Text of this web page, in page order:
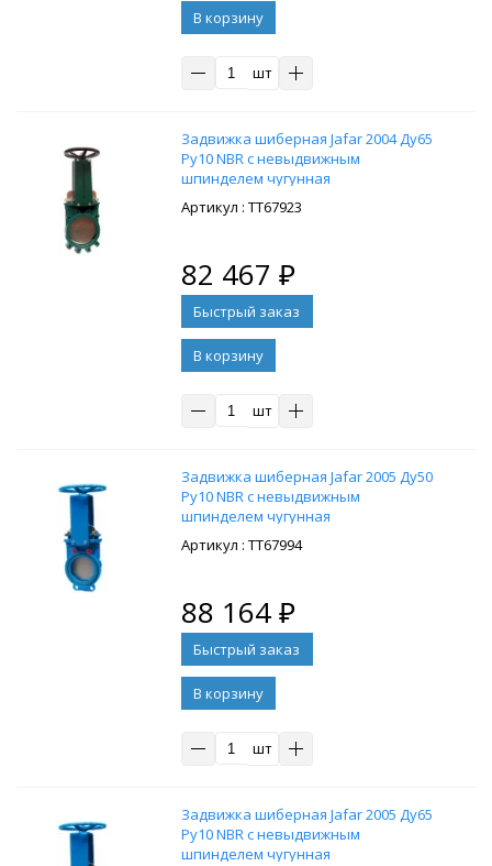
В корзину
шт
Задвижка шиберная Jafar 2004 Ду65
Ру10 NBR с невыдвижным
шпинделем чугунная
: ТТ67923
82 467 ₽
В корзину
шт
Задвижка шиберная Jafar 2005 Ду50
Ру10 NBR с невыдвижным
шпинделем чугунная
: ТТ67994
88 164₽
В корзину
шт
Задвижка шиберная Jafar 2005 Ду65
Ру10 NBR с невыдвижным
шпинделем чугунная